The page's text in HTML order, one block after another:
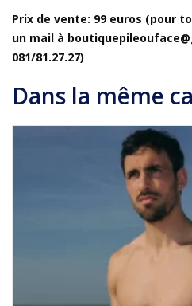
Prix de vente: 99 euros (pour
un mail à
081/81.27.27)
Dans la même